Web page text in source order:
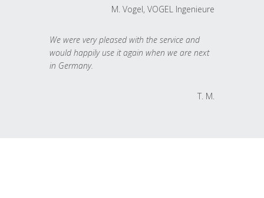
M. Vogel, VOGEL Ingenieure
We were very pleased with the service and
would happily use it again when we are next
in Germany.
T. M.